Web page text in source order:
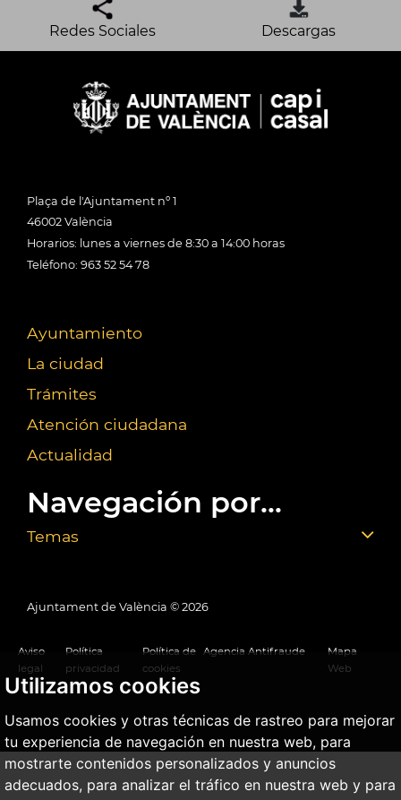
Utilizamos cookies
Usamos cookies y otras técnicas de rastreo para mejorar
tu experiencia de navegación en nuestra web, para
mostrarte contenidos personalizados y anuncios
adecuados, para analizar el tráfico en nuestra web y para
Redes Sociales Descargas
Plaça de l'Ajuntament nº 1
46002 València
Horarios: lunes a viernes de 8:30 a 14:00 horas
Teléfono: 963 52 54 78
Ayuntamiento
La ciudad
Trámites
Atención ciudadana
Actualidad
Navegación por...
Temas
Ajuntament de València © 2026
Aviso
legal
Política
privacidad
Política de
cookies
Agencia Antifraude
Mapa
Web